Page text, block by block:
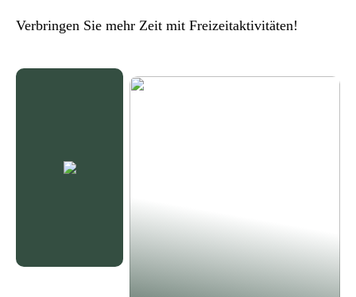
Verbringen Sie mehr Zeit mit Freizeitaktivitäten!